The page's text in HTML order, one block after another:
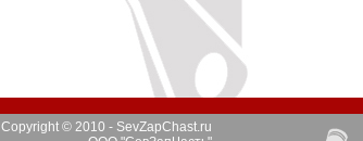
Copyright © 2010 - SevZapChast.ru